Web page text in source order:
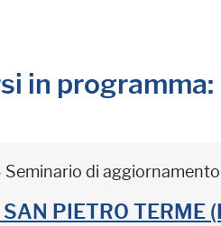
in programma:
di
PIETRO TERME